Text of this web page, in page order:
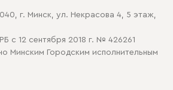
г. Минск, ул. Некрасова 4, 5 этаж,
с 12 сентября 2018 г. № 426261
Минским Городским исполнительным